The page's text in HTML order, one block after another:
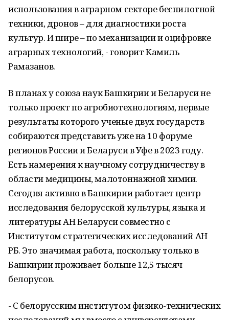
использования в аграрном секторе беспилотной
техники, дронов – для диагностики роста
культур. И шире – по механизации и оцифровке
аграрных технологий, - говорит Камиль
Рамазанов.
В планах у союза наук Башкирии и Беларуси не
только проект по агробиотехнологиям, первые
результаты которого ученые двух государств
собираются представить уже на 10 форуме
регионов России и Беларуси в Уфе в 2023 году.
Есть намерения к научному сотрудничеству в
области медицины, малотоннажной химии.
Сегодня активно в Башкирии работает центр
исследования белорусской культуры, языка и
литературы АН Беларуси совместно с
Институтом стратегических исследований АН
РБ. Это значимая работа, поскольку только в
Башкирии проживает больше 12,5 тысяч
белорусов.
- С белорусским институтом физико-технических